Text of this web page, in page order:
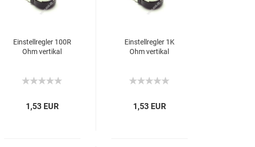
Einstellregler 100R
Ohm vertikal
1,53 EUR
Einstellregler 1K
Ohm vertikal
1,53 EUR